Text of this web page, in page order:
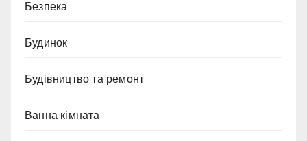
Безпека
Будинок
Будівництво та ремонт
Ванна кімната